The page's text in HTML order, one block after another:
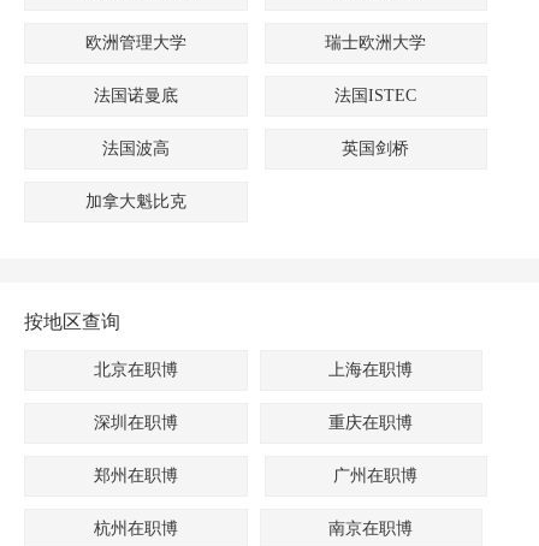
欧洲管理大学 瑞士欧洲大学
法国诺曼底 法国ISTEC
法国波高 英国剑桥
加拿大魁比克
按地区查询
北京在职博 上海在职博
深圳在职博 重庆在职博
郑州在职博 广州在职博
杭州在职博 南京在职博